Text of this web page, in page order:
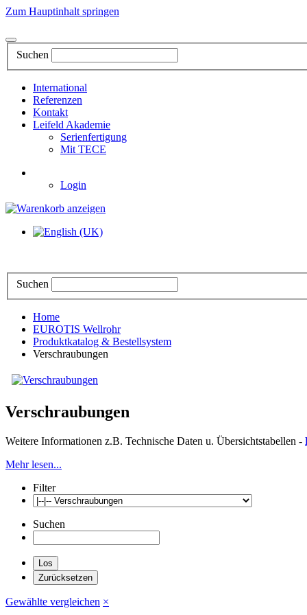
Zum Hauptinhalt springen
Suchen
International
Referenzen
Kontakt
Leifeld Akademie
Serienfertigung
Mit TECE
Login
Suchen
Home
EUROTIS Wellrohr
Produktkatalog & Bestellsystem
Verschraubungen
Verschraubungen
Weitere Informationen z.B. Technische Daten u. Übersichtstabellen -
Mehr lesen...
Filter
Suchen
Gewählte vergleichen ×